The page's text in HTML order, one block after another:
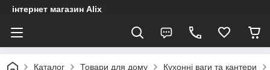
інтернет магазин Alix
Каталог Товари для дому Кухонні ваги та кантери